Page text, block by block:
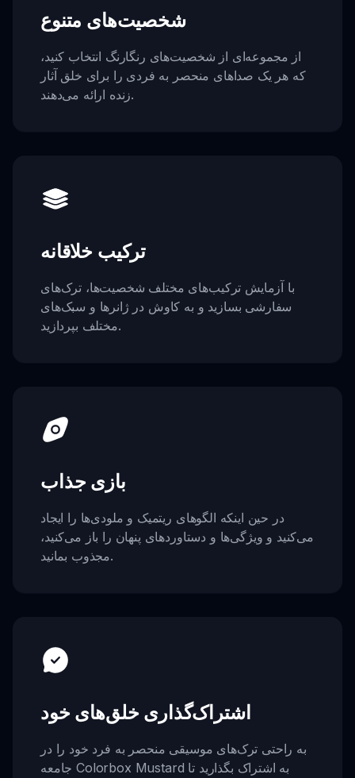
شخصیت‌های متنوع
از مجموعه‌ای از شخصیت‌های رنگارنگ انتخاب کنید،
که هر یک صداهای منحصر به فردی را برای خلق آثار
زنده ارائه می‌دهند.
ترکیب خلاقانه
با آزمایش ترکیب‌های مختلف شخصیت‌ها، ترک‌های
سفارشی بسازید و به کاوش در ژانرها و سبک‌های
مختلف بپردازید.
بازی جذاب
در حین اینکه الگوهای ریتمیک و ملودی‌ها را ایجاد
می‌کنید و ویژگی‌ها و دستاوردهای پنهان را باز می‌کنید،
مجذوب بمانید.
اشتراک‌گذاری خلق‌های خود
به راحتی ترک‌های موسیقی منحصر به فرد خود را در
جامعه Colorbox Mustard به اشتراک بگذارید تا